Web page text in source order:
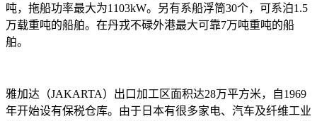
吨，拖船功率最大为1103kW。另有系船浮筒30个，可系泊1.5
万载重吨的船舶。在丹戎不碌外港最大可靠7万吨重吨的船
舶。
雅加达（JAKARTA）出口加工区面积达28万平方米，自1969
年开始设有保税仓库。由于日本有很多家电、汽车及纤维工业